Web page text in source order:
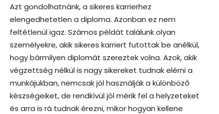
Azt gondolhatnánk, a sikeres karrierhez
elengedhetetlen a diploma. Azonban ez nem
feltétlenül igaz. Számos példát találunk olyan
személyekre, akik sikeres karriert futottak be anélkül,
hogy bármilyen diplomát szereztek volna. Azok, akik
végzettség nélkül is nagy sikereket tudnak elérni a
munkájukban, nemcsak jól használják a különböző
készségeiket, de rendkívül jól mérik fel a helyzeteket
és arra is rá tudnak érezni, mikor hogyan kellene